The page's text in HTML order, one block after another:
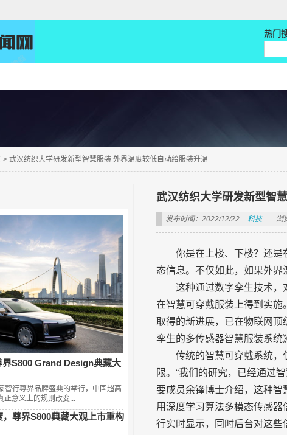
热门
> 武汉纺织大学研发新型智慧服装 外界温度较低自动给服装升温
界S800 Grand Design典藏大
智行尊界品牌盛典的举行，中国超高
意义上的规则改变...
尊界S800典藏大观上市重构
武汉纺织大学研发新型智
发布时间：2022/12/22 科技 浏
你是在上楼、下楼？还是
态信息。不仅如此，如果外界
这种通过数字孪生技术，
在智慧可穿戴服装上得到实
取得的新进展，已在物联网
孪生的多传感器智慧服装系统
传统的智慧可穿戴系统，
限。“我们的研究，已经通过
要成员余锋博士介绍，这种
用深度学习算法多模态传感
行实时显示，同时后台对这些